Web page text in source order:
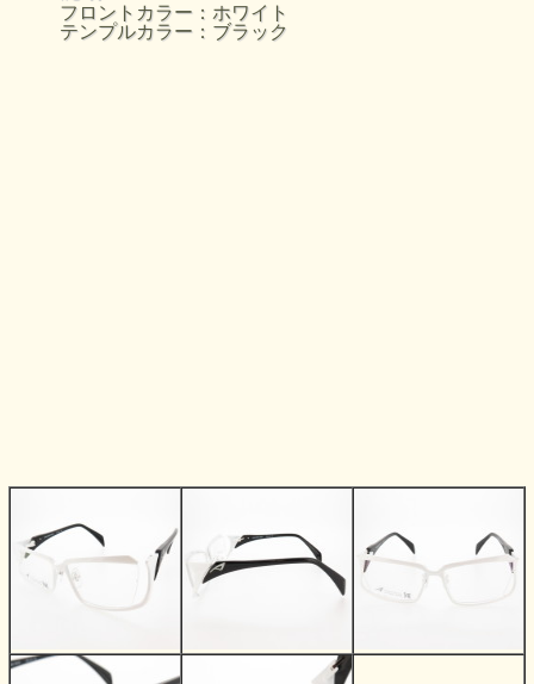
フロントカラー：ホワイト
テンプルカラー：ブラック